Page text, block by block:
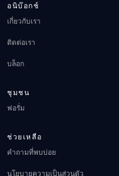
อนิบ๊อกช์
เกี่ยวกับเรา
ติดต่อเรา
บล็อก
ชุมชน
ฟอรั่ม
ช่วยเหลือ
คำถามที่พบบ่อย
นโยบายความเป็นส่วนตัว